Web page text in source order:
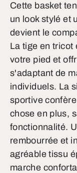
Cette basket
un look stylé et
devient le
La tige en tricot
votre pied et
s'adaptant de
individuels. La
sportive
chose en plus,
fonctionnalité.
rembourrée et
agréable tissu
marche